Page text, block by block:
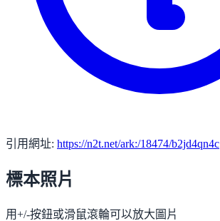
引用網址: https://n2t.net/ark:/18474/b2jd4qn4c
標本照片
用+/-按鈕或滑鼠滾輪可以放大圖片